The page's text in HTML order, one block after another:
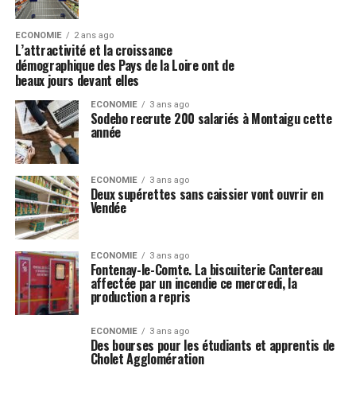
ECONOMIE 2 ans ago
L’attractivité et la croissance
démographique des Pays de la Loire ont de
beaux jours devant elles
ECONOMIE 3 ans ago
Sodebo recrute 200 salariés à Montaigu cette
année
ECONOMIE 3 ans ago
Deux supérettes sans caissier vont ouvrir en
Vendée
ECONOMIE 3 ans ago
Fontenay-le-Comte. La biscuiterie Cantereau
affectée par un incendie ce mercredi, la
production a repris
ECONOMIE 3 ans ago
Des bourses pour les étudiants et apprentis de
Cholet Agglomération